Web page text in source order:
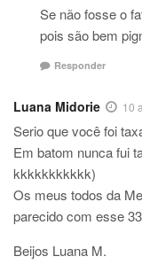
Se não fosse o
pois são bem
Responder
Luana Midorie 10
Serio que você foi
Em batom nunca fui
kkkkkkkkkkk)
Os meus todos da
parecido com esse
Beijos Luana M.